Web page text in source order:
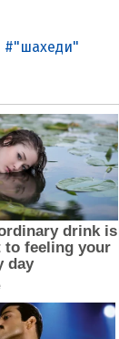
"шахеди"